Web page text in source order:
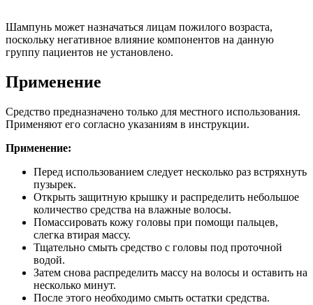
Шампунь может назначаться лицам пожилого возраста,
поскольку негативное влияние компонентов на данную
группу пациентов не установлено.
Применение
Средство предназначено только для местного использования.
Применяют его согласно указаниям в инструкции.
Применение:
Перед использованием следует несколько раз встряхнуть
пузырек.
Открыть защитную крышку и распределить небольшое
количество средства на влажные волосы.
Помассировать кожу головы при помощи пальцев,
слегка втирая массу.
Тщательно смыть средство с головы под проточной
водой.
Затем снова распределить массу на волосы и оставить на
несколько минут.
После этого необходимо смыть остатки средства.